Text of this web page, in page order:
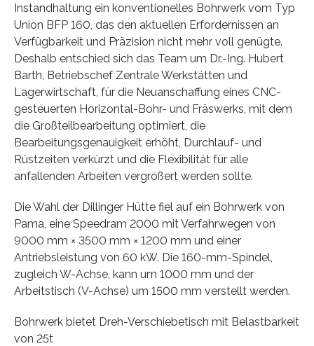
Instandhaltung ein konventionelles Bohrwerk vom Typ
Union BFP 160, das den aktuellen Erfordernissen an
Verfügbarkeit und Präzision nicht mehr voll genügte.
Deshalb entschied sich das Team um Dr.-Ing. Hubert
Barth, Betriebschef Zentrale Werkstätten und
Lagerwirtschaft, für die Neuanschaffung eines CNC-
gesteuerten Horizontal-Bohr- und Fräswerks, mit dem
die Großteilbearbeitung optimiert, die
Bearbeitungsgenauigkeit erhöht, Durchlauf- und
Rüstzeiten verkürzt und die Flexibilität für alle
anfallenden Arbeiten vergrößert werden sollte.
Die Wahl der Dillinger Hütte fiel auf ein Bohrwerk von
Pama, eine Speedram 2000 mit Verfahrwegen von
9000 mm × 3500 mm × 1200 mm und einer
Antriebsleistung von 60 kW. Die 160-mm-Spindel,
zugleich W-Achse, kann um 1000 mm und der
Arbeitstisch (V-Achse) um 1500 mm verstellt werden.
Bohrwerk bietet Dreh-Verschiebetisch mit Belastbarkeit
von 25t